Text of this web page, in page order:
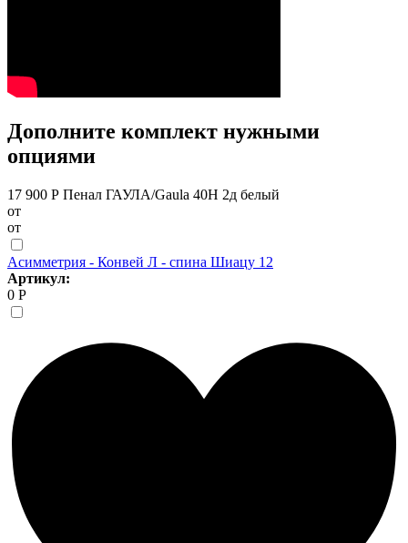
Дополните комплект нужными
опциями
17 900 Р Пенал ГАУЛА/Gaula 40Н 2д белый
от
от
Асимметрия - Конвей Л - спина Шиацу 12
Артикул:
0 Р